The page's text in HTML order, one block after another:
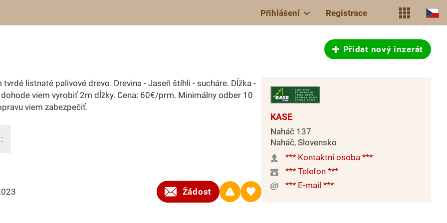
Přihlášení Registrace
Přidat nový inzerát
tvrdé listnaté palivové drevo. Drevina - Jaseň štíhli - sucháre. Dĺžka -
viem vyrobiť 2m dĺžky. Cena: 60€/prm. Minimálny odber 10
viem zabezpečiť.
Žádost
KASE
Naháč 137
Naháč, Slovensko
*** Kontaktní osoba ***
*** Telefon ***
*** E-mail ***